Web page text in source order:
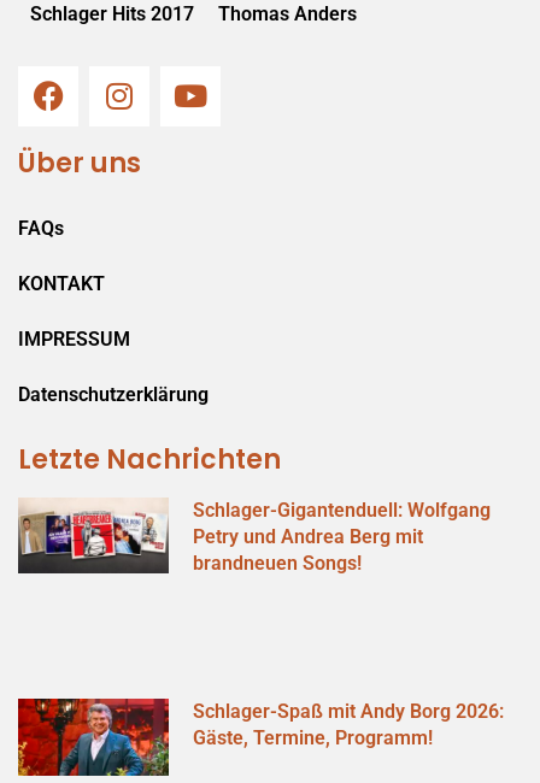
Schlager Hits 2017 Thomas Anders
Über uns
FAQs
KONTAKT
IMPRESSUM
Datenschutzerklärung
Letzte Nachrichten
Schlager-Gigantenduell: Wolfgang
Petry und Andrea Berg mit
brandneuen Songs!
Schlager-Spaß mit Andy Borg 2026:
Gäste, Termine, Programm!